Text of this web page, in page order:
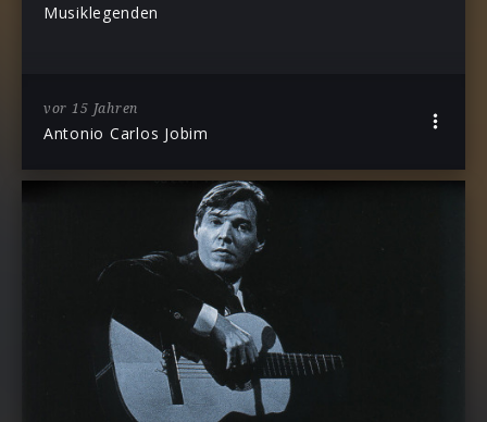
Musiklegenden
vor 15 Jahren
Antonio Carlos Jobim